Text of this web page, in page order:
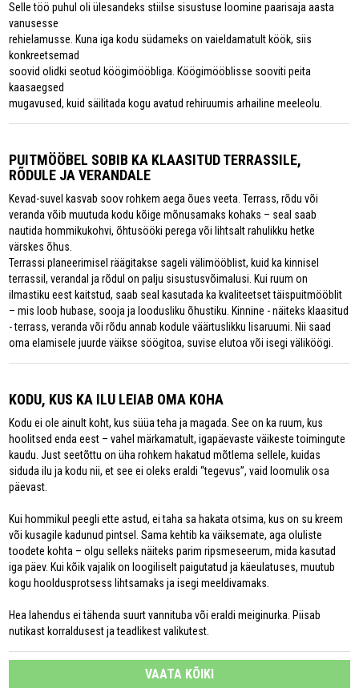
Selle töö puhul oli ülesandeks stiilse sisustuse loomine paarisaja aasta
vanusesse
rehielamusse. Kuna iga kodu südameks on vaieldamatult köök, siis
konkreetsemad
soovid olidki seotud köögimööbliga. Köögimööblisse sooviti peita
kaasaegsed
mugavused, kuid säilitada kogu avatud rehiruumis arhailine meeleolu.
PUITMÖÖBEL SOBIB KA KLAASITUD TERRASSILE,
RÕDULE JA VERANDALE
Kevad-suvel kasvab soov rohkem aega õues veeta. Terrass, rõdu või
veranda võib muutuda kodu kõige mõnusamaks kohaks – seal saab
nautida hommikukohvi, õhtusööki perega või lihtsalt rahulikku hetke
värskes õhus.
Terrassi planeerimisel räägitakse sageli välimööblist, kuid ka kinnisel
terrassil, verandal ja rõdul on palju sisustusvõimalusi. Kui ruum on
ilmastiku eest kaitstud, saab seal kasutada ka kvaliteetset täispuitmööblit
– mis loob hubase, sooja ja loodusliku õhustiku. Kinnine - näiteks klaasitud
- terrass, veranda või rõdu annab kodule väärtuslikku lisaruumi. Nii saad
oma elamisele juurde väikse söögitoa, suvise elutoa või isegi väliköögi.
KODU, KUS KA ILU LEIAB OMA KOHA
Kodu ei ole ainult koht, kus süüa teha ja magada. See on ka ruum, kus
hoolitsed enda eest – vahel märkamatult, igapäevaste väikeste toimingute
kaudu. Just seetõttu on üha rohkem hakatud mõtlema sellele, kuidas
siduda ilu ja kodu nii, et see ei oleks eraldi “tegevus”, vaid loomulik osa
päevast.
Kui hommikul peegli ette astud, ei taha sa hakata otsima, kus on su kreem
või kusagile kadunud pintsel. Sama kehtib ka väiksemate, aga oluliste
toodete kohta – olgu selleks näiteks parim ripsmeseerum, mida kasutad
iga päev. Kui kõik vajalik on loogiliselt paigutatud ja käeulatuses, muutub
kogu hooldusprotsess lihtsamaks ja isegi meeldivamaks.
Hea lahendus ei tähenda suurt vannituba või eraldi meiginurka. Piisab
nutikast korraldusest ja teadlikest valikutest.
VAATA KÕIKI